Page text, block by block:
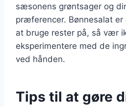
sæsonens grøntsager og
præferencer. Bønnesalat
at bruge rester på, så vær
eksperimentere med de
ved hånden.
Tips til at gøre